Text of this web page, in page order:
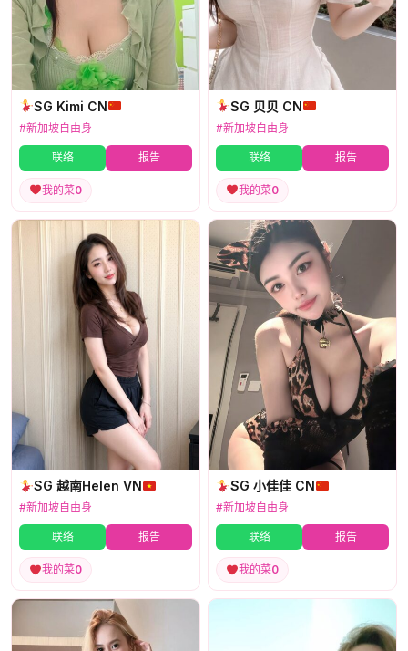
SG Kimi CN
#新加坡自由身
联络 报告
我的菜0
SG 贝贝 CN
#新加坡自由身
联络 报告
我的菜0
SG 越南Helen VN
#新加坡自由身
联络 报告
我的菜0
SG 小佳佳 CN
#新加坡自由身
联络 报告
我的菜0